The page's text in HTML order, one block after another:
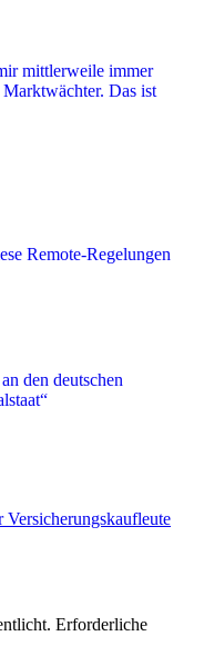
Versicherungskaufleute
Erforderliche